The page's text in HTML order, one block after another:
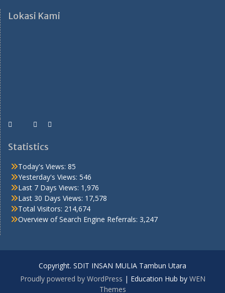
Lokasi Kami
Statistics
Today's Views: 85
Yesterday's Views: 546
Last 7 Days Views: 1,976
Last 30 Days Views: 17,578
Total Visitors: 214,674
Overview of Search Engine Referrals: 3,247
Copyright. SDIT INSAN MULIA Tambun Utara
Proudly powered by WordPress | Education Hub by WEN
Themes